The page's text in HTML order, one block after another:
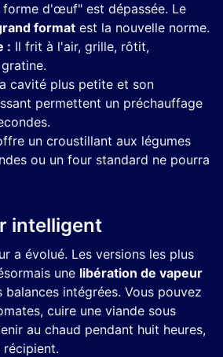
forme d'œuf" est dépassée. Le
format est la nouvelle norme.
: Il frit à l'air, grille, rôtit,
cavité plus petite et son
permettent un préchauffage
un croustillant aux légumes
ou un four standard ne pourra
intelligent
a évolué. Les versions les plus
une libération de vapeur
balances intégrées. Vous pouvez
cuire une viande sous
au chaud pendant huit heures,
récipient.